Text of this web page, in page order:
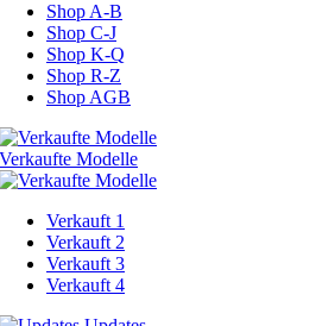
Shop A-B
Shop C-J
Shop K-Q
Shop R-Z
Shop AGB
Verkauft 1
Verkauft 2
Verkauft 3
Verkauft 4